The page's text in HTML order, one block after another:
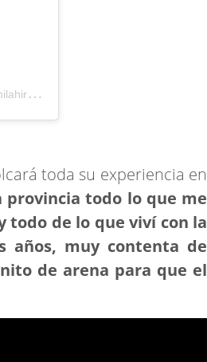
U
na publicación compartida por Campus Camila Hiruela (@campuscamilahiruela)
toda su experiencia en
provincia todo lo que me
todo de lo que viví con la
años, muy contenta de
de arena para que el